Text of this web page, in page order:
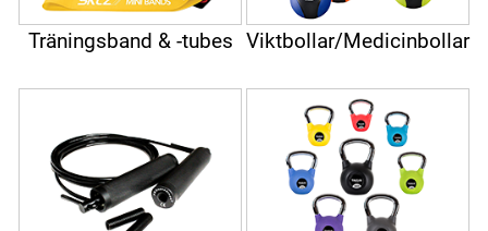
Träningsband & -tubes Viktbollar/Medicinbollar